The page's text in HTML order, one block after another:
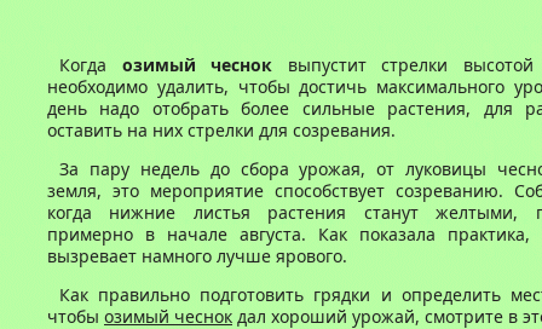
Когда озимый чеснок выпустит стрелки
необходимо удалить, чтобы достичь максимального
день надо отобрать более сильные растения, для
оставить на них стрелки для созревания.
За пару недель до сбора урожая, от луковицы
земля, это мероприятие способствует созреванию.
когда нижние листья растения станут желтыми,
примерно в начале августа. Как показала
вызревает намного лучше ярового.
Как правильно подготовить грядки и определить
чтобы озимый чеснок дал хороший урожай, смотрите в